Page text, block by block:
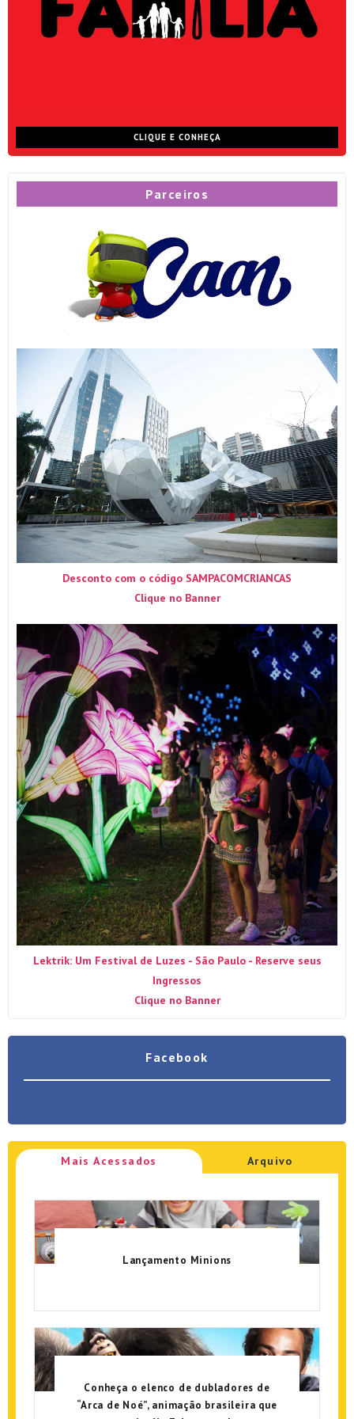
CLIQUE E CONHEÇA
Parceiros
Desconto com o código SAMPACOMCRIANCAS
Clique no Banner
Lektrik: Um Festival de Luzes - São Paulo - Reserve seus
Ingressos
Clique no Banner
Facebook
Mais Acessados Arquivo
Lançamento Minions
Conheça o elenco de dubladores de
“Arca de Noé”, animação brasileira que